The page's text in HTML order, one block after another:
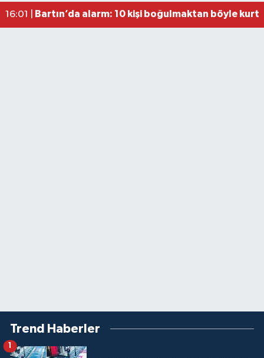
16:01 |
Bartın’da alarm: 10 kişi boğulmaktan böyle
Trend Haberler
1